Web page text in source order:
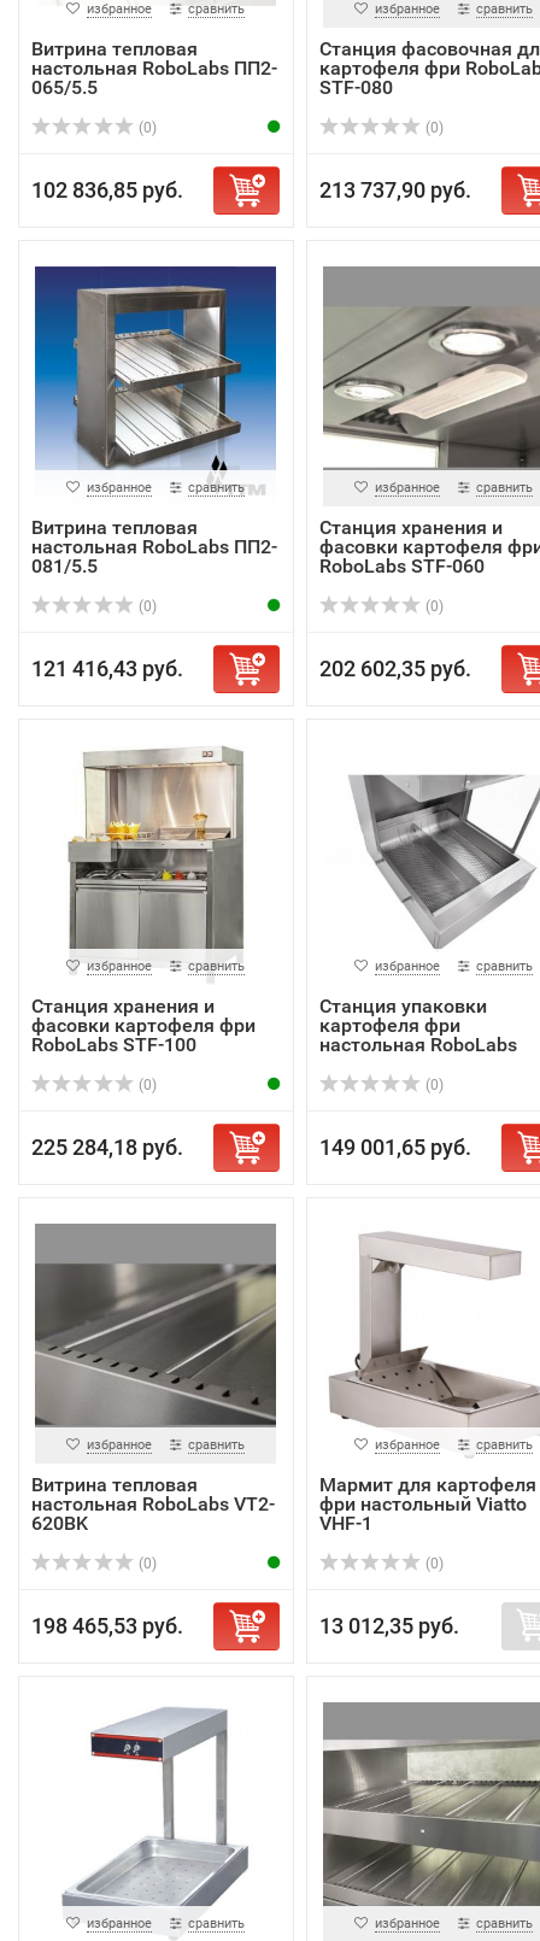
избранное сравнить
Витрина тепловая
настольная RoboLabs ПП2-
065/5.5
(0)
102 836,85 руб.
избранное сравнить
Станция фасовочная
картофеля фри
STF-080
(0)
213 737,90 руб.
избранное сравнить
Витрина тепловая
настольная RoboLabs ПП2-
081/5.5
(0)
121 416,43 руб.
избранное сравнить
Станция хранения и
фасовки картофеля
RoboLabs STF-060
(0)
202 602,35 руб.
избранное сравнить
Станция хранения и
фасовки картофеля фри
RoboLabs STF-100
(0)
225 284,18 руб.
избранное сравнить
Станция упаковки
картофеля фри
настольная RoboLabs
(0)
149 001,65 руб.
избранное сравнить
Витрина тепловая
настольная RoboLabs VT2-
620BK
(0)
198 465,53 руб.
избранное сравнить
Мармит для картофеля
фри настольный Viatto
VHF-1
(0)
13 012,35 руб.
избранное сравнить избранное сравнить